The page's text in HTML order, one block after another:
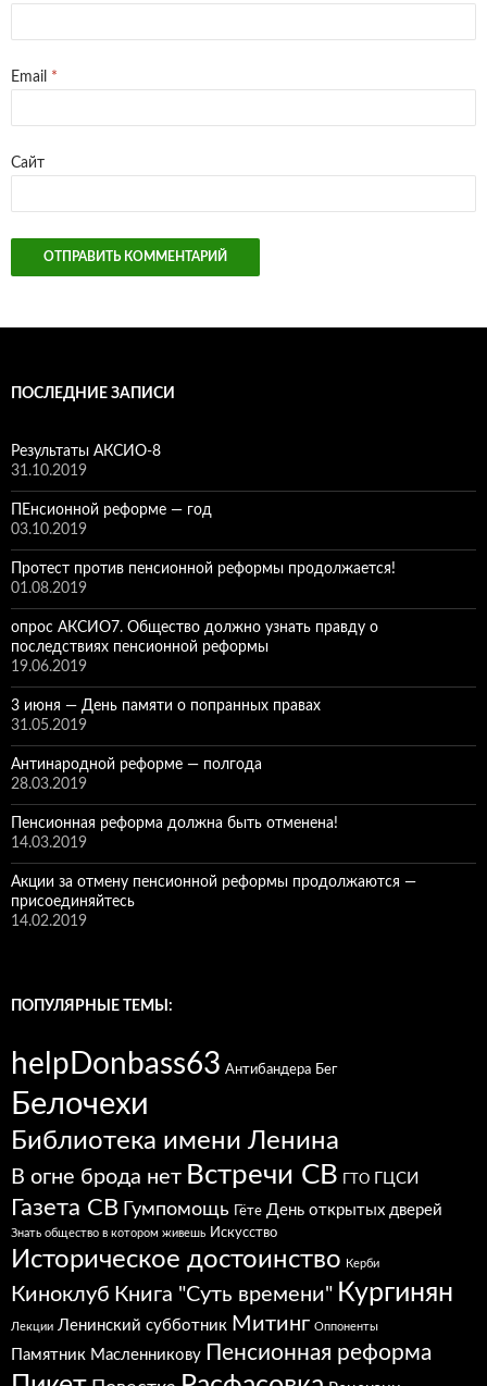
Email *
Сайт
ПОСЛЕДНИЕ ЗАПИСИ
Результаты АКСИО-8
31.10.2019
ПЕнсионной реформе — год
03.10.2019
Протест против пенсионной реформы продолжается!
01.08.2019
опрос АКСИО7. Общество должно узнать правду о
последствиях пенсионной реформы
19.06.2019
3 июня — День памяти о попранных правах
31.05.2019
Антинародной реформе — полгода
28.03.2019
Пенсионная реформа должна быть отменена!
14.03.2019
Акции за отмену пенсионной реформы продолжаются —
присоединяйтесь
14.02.2019
ПОПУЛЯРНЫЕ ТЕМЫ:
helpDonbass63 Антибандера Бег
Белочехи
Библиотека имени Ленина
В огне брода нет Встречи СВ ГТО ГЦСИ
Газета СВ Гумпомощь Гёте День открытых дверей
Знать общество в котором живешь Искусство
Историческое достоинство Керби
Киноклуб Книга "Суть времени" Кургинян
Лекции Ленинский субботник Митинг Оппоненты
Памятник Масленникову Пенсионная реформа